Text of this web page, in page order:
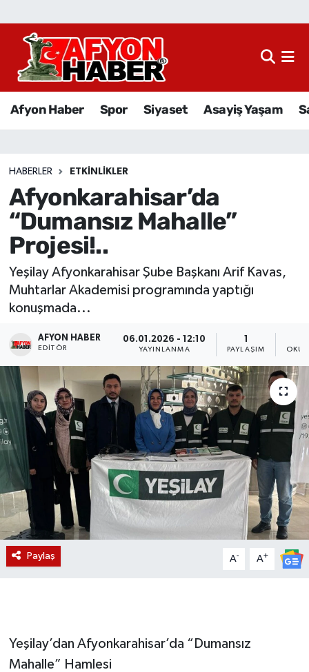
Afyon Haber Spor Siyaset Asayiş Yaşam
HABERLER ETKINLIKLER
Afyonkarahisar’da
“Dumansız Mahalle”
Projesi!..
Yeşilay Afyonkarahisar Şube Başkanı Arif Kavas,
Muhtarlar Akademisi programında yaptığı
konuşmada...
AFYON HABER
EDITÖR
06.01.2026 - 12:10
YAYINLANMA PAYLAŞIM
Paylaş A- A+
Yeşilay’dan Afyonkarahisar’da “Dumansız
Mahalle” Hamlesi
Afyon Haber
Sağlık
Eğitim
Ekonomi
Magazin
Etkinlikler